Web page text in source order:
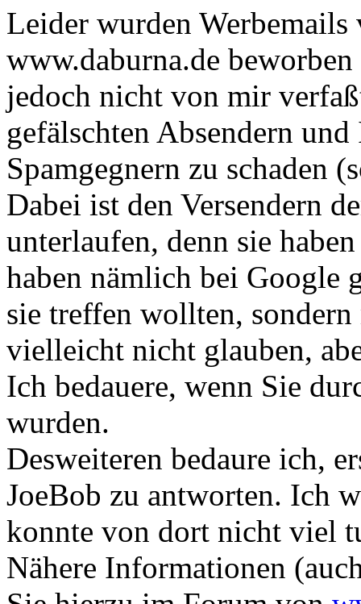
Leider wurden
www.daburna.de
jedoch nicht von mir
gefälschten Absendern
Spamgegnern zu schaden
Dabei ist den Versendern
unterlaufen, denn sie
haben nämlich bei Google
sie treffen wollten,
vielleicht nicht glauben,
Ich bedauere, wenn Sie
wurden.
Desweiteren bedaure ich,
JoeBob zu antworten. Ich
konnte von dort nicht viel
Nähere Informationen